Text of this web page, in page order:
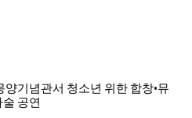
양기념관서 청소년 위한 합창·뮤
술 공연